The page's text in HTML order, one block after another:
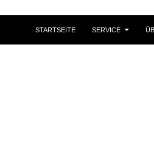
STARTSEITE
SERVICE